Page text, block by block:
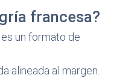
francesa?
un formato de
alineada al margen.